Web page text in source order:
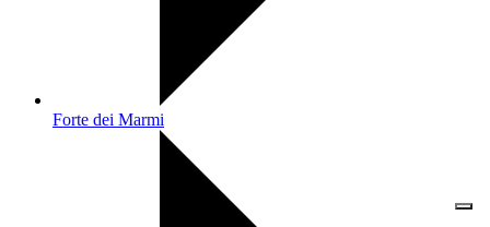
Forte dei Marmi